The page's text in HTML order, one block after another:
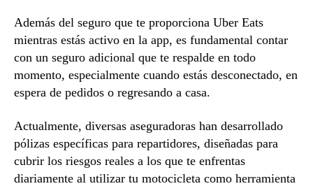
Además del seguro que te proporciona Uber Eats
mientras estás activo en la app, es fundamental contar
con un seguro adicional que te respalde en todo
momento, especialmente cuando estás desconectado, en
espera de pedidos o regresando a casa.
Actualmente, diversas aseguradoras han desarrollado
pólizas específicas para repartidores, diseñadas para
cubrir los riesgos reales a los que te enfrentas
diariamente al utilizar tu motocicleta como herramienta